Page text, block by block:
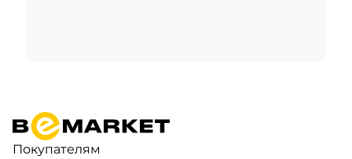
Покупателям